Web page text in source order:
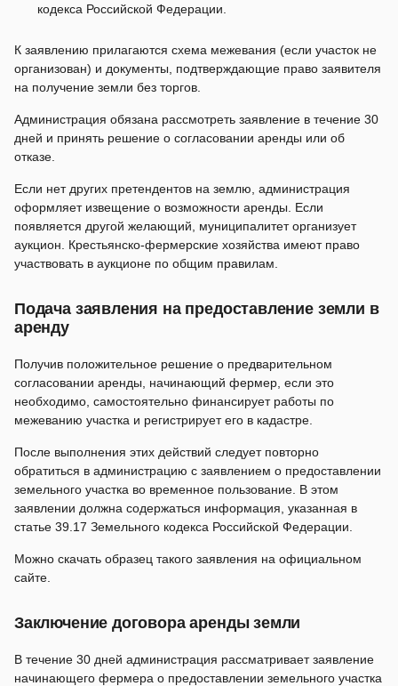
кодекса Российской Федерации.
К заявлению прилагаются схема межевания (если участок не
организован) и документы, подтверждающие право заявителя
на получение земли без торгов.
Администрация обязана рассмотреть заявление в течение 30
дней и принять решение о согласовании аренды или об
отказе.
Если нет других претендентов на землю, администрация
оформляет извещение о возможности аренды. Если
появляется другой желающий, муниципалитет организует
аукцион. Крестьянско-фермерские хозяйства имеют право
участвовать в аукционе по общим правилам.
Подача заявления на предоставление земли в
аренду
Получив положительное решение о предварительном
согласовании аренды, начинающий фермер, если это
необходимо, самостоятельно финансирует работы по
межеванию участка и регистрирует его в кадастре.
После выполнения этих действий следует повторно
обратиться в администрацию с заявлением о предоставлении
земельного участка во временное пользование. В этом
заявлении должна содержаться информация, указанная в
статье 39.17 Земельного кодекса Российской Федерации.
Можно скачать образец такого заявления на официальном
сайте.
Заключение договора аренды земли
В течение 30 дней администрация рассматривает заявление
начинающего фермера о предоставлении земельного участка